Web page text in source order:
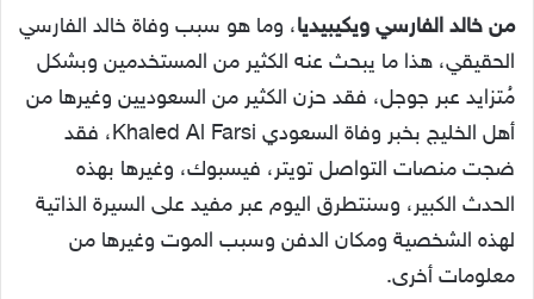
من خالد الفارسي ويكيبيديا، وما هو سبب وفاة خالد الفارسي
الحقيقي، هذا ما يبحث عنه الكثير من المستخدمين وبشكل
مُتزايد عبر جوجل، فقد حزن الكثير من السعوديين وغيرها من
أهل الخليج بخبر وفاة السعودي Khaled Al Farsi، فقد
ضجت منصات التواصل تويتر، فيسبوك، وغيرها بهذه
الحدث الكبير، وسنتطرق اليوم عبر مفيد على السيرة الذاتية
لهذه الشخصية ومكان الدفن وسبب الموت وغيرها من
معلومات أخرى.